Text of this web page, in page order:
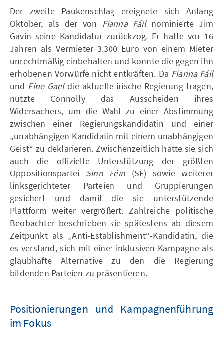
Der zweite Paukenschlag ereignete sich Anfang
Oktober, als der von Fianna Fáilnominierte Jim
Gavin seine Kandidatur zurückzog. Er hatte vor 16
Jahren als Vermieter 3.300 Euro von einem Mieter
unrechtmäßig einbehalten und konnte die gegen ihn
erhobenen Vorwürfe nicht entkräften. Da Fianna Fáil
und Fine Gaeldie aktuelle irische Regierung tragen,
nutzte Connolly das Ausscheiden ihres
Widersachers, um die Wahl zu einer Abstimmung
zwischen einer Regierungskandidatin und einer
„unabhängigen Kandidatin mit einem unabhängigen
Geist“ zu deklarieren. Zwischenzeitlich hatte sie sich
auch die offizielle Unterstützung der größten
Oppositionspartei Sinn Féin (SF) sowie weiterer
linksgerichteter Parteien und Gruppierungen
gesichert und damit die sie unterstützende
Plattform weiter vergrößert. Zahlreiche politische
Beobachter beschrieben sie spätestens ab diesem
Zeitpunkt als „Anti-Establishment“-Kandidatin, die
es verstand, sich mit einer inklusiven Kampagne als
glaubhafte Alternative zu den die Regierung
bildenden Parteien zu präsentieren.
Positionierungen und Kampagnenführung
im Fokus